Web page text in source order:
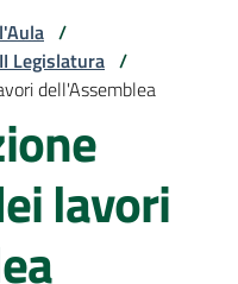
/
Legislatura /
dell'Assemblea
lavori